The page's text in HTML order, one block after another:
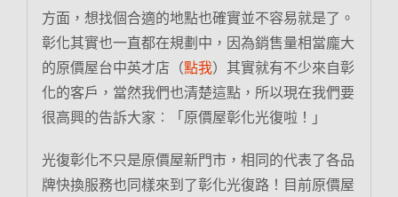
方面，想找個合適的地點也確實並不容易就是了。
彰化其實也一直都在規劃中，因為銷售量相當龐大
的原價屋台中英才店（點我）其實就有不少來自彰
化的客戶，當然我們也清楚這點，所以現在我們要
很高興的告訴大家︰「原價屋彰化光復啦！」
光復彰化不只是原價屋新門市，相同的代表了各品
牌快換服務也同樣來到了彰化光復路！目前原價屋